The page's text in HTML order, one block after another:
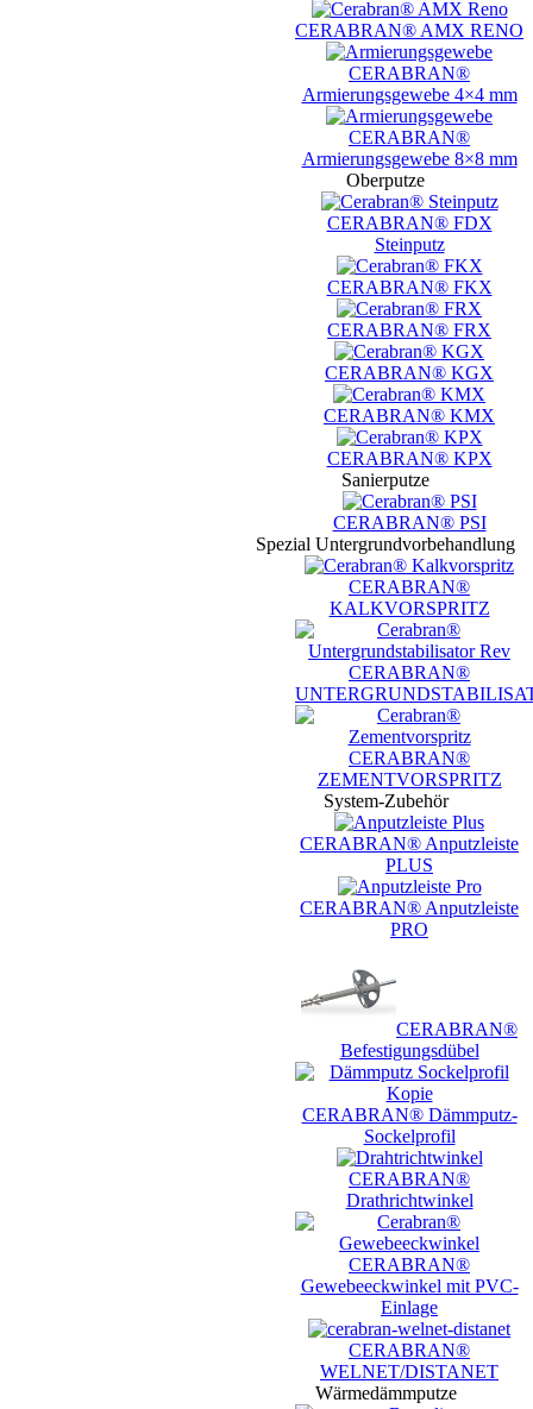
CERABRAN® AMX RENO
CERABRAN®
Armierungsgewebe 4×4 mm
CERABRAN®
Armierungsgewebe 8×8 mm
Oberputze
CERABRAN® FDX
Steinputz
CERABRAN® FKX
CERABRAN® FRX
CERABRAN® KGX
CERABRAN® KMX
CERABRAN® KPX
Sanierputze
CERABRAN® PSI
Spezial Untergrundvorbehandlung
CERABRAN®
KALKVORSPRITZ
CERABRAN®
CERABRAN®
ZEMENTVORSPRITZ
System-Zubehör
CERABRAN® Anputzleiste
PLUS
CERABRAN® Anputzleiste
PRO
CERABRAN®
Befestigungsdübel
CERABRAN® Dämmputz-
Sockelprofil
CERABRAN®
Drathrichtwinkel
CERABRAN®
Gewebeeckwinkel mit PVC-
Einlage
CERABRAN®
WELNET/DISTANET
Wärmedämmputze